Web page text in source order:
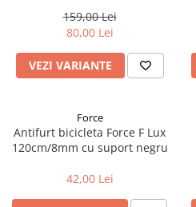
159,00 Lei
80,00 Lei
VEZI VARIANTE
Force
Antifurt bicicleta Force F Lux
120cm/8mm cu suport negru
42,00 Lei